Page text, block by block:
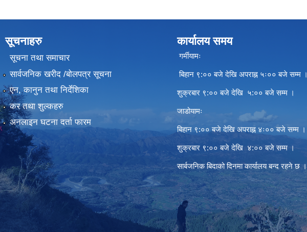
सूचनाहरु
सूचना तथा समाचार
सार्वजनिक खरीद /बोलपत्र सूचना
एन, कानुन तथा निर्देशिका
कर तथा शुल्कहरु
अनलाइन घटना दर्ता फारम
कार्यालय समय
गर्मीयामः
बिहान ९:०० बजे देखि अपराह्न ५ः०० बजे सम्म ।
शुक्रबार ९:०० बजे देखि ५:०० बजे सम्म ।
जाडोयामः
बिहान ९:०० बजे देखि अपराह्न ४ः०० बजे सम्म ।
शुक्रबार ९:०० बजे देखि ४:०० बजे सम्म ।
सार्बजनिक बिदाको दिनमा कार्यालय बन्द रहने छ ।